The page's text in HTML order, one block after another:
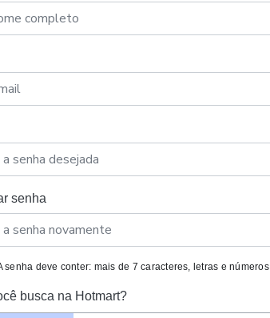
senha
senha deve conter: mais de 7 caracteres, letras e números
busca na Hotmart?